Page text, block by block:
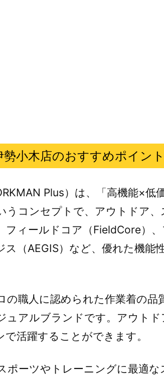
小木店のおすすめポイント
Plus）は、「高機能×低
うコンセプトで、アウトドア、
フィールドコア（FieldCore）
ス（AEGIS）など、優れた機能
の職人に認められた作業着の品
ュアルブランドです。アウト
活躍することができます。
ポーツやトレーニングに最適な